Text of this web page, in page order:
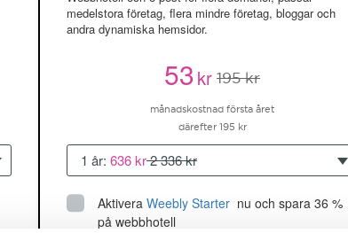
medelstora företag, flera mindre företag, bloggar och
andra dynamiska hemsidor.
53kr 195 kr
månadskostnad första året
därefter 195 kr
1 år: 636 kr2 336 kr
Aktivera Weebly Starter nu och spara 36 %
på webbhotell